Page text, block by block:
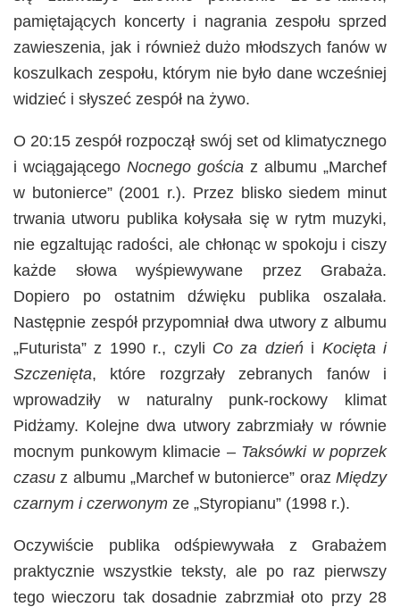
pamiętających koncerty i nagrania zespołu sprzed
zawieszenia, jak i również dużo młodszych fanów w
koszulkach zespołu, którym nie było dane wcześniej
widzieć i słyszeć zespół na żywo.
O 20:15 zespół rozpoczął swój set od klimatycznego
i wciągającego Nocnego gościa z albumu „Marchef
w butonierce” (2001 r.). Przez blisko siedem minut
trwania utworu publika kołysała się w rytm muzyki,
nie egzaltując radości, ale chłonąc w spokoju i ciszy
każde słowa wyśpiewywane przez Grabaża.
Dopiero po ostatnim dźwięku publika oszalała.
Następnie zespół przypomniał dwa utwory z albumu
„Futurista” z 1990 r., czyli Co za dzieńi Kocięta i
Szczenięta, które rozgrzały zebranych fanów i
wprowadziły w naturalny punk-rockowy klimat
Pidżamy. Kolejne dwa utwory zabrzmiały w równie
mocnym punkowym klimacie – Taksówki w poprzek
czasuz albumu „Marchef w butonierce” orazMiędzy
czarnym i czerwonym ze „Styropianu” (1998 r.).
Oczywiście publika odśpiewywała z Grabażem
praktycznie wszystkie teksty, ale po raz pierwszy
tego wieczoru tak dosadnie zabrzmiał oto przy 28